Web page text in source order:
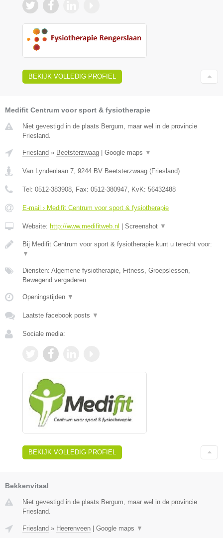
BEKIJK VOLLEDIG PROFIEL
Medifit Centrum voor sport & fysiotherapie
Niet gevestigd in de plaats Bergum, maar wel in de provincie
Friesland.
Friesland » Beetsterzwaag Google maps ▼
Van Lyndenlaan 7 9244 BV Beetsterzwaag (Friesland)
Tel: 0512-383908 , Fax: 0512-380947 , KvK: 56432488
E-mail › Medifit Centrum voor sport & fysiotherapie
Website: http://www.medifitweb.nl Screenshot ▼
Bij Medifit Centrum voor sport & fysiotherapie kunt u terecht voor:
▼
Diensten: Algemene fysiotherapie, Fitness, Groepslessen,
Bewegend vergaderen
Openingstijden ▼
Laatste facebook posts ▼
Sociale media:
BEKIJK VOLLEDIG PROFIEL
Bekkenvitaal
Niet gevestigd in de plaats Bergum, maar wel in de provincie
Friesland.
Friesland » Heerenveen Google maps ▼